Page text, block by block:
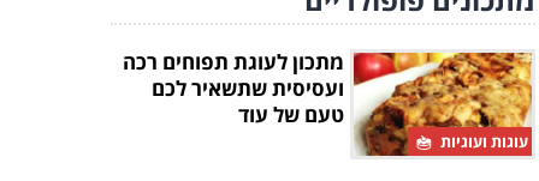
עוגות ועוגיות
מתכון לעוגת תפוחים רכה
ועסיסית שתשאיר לכם
טעם של עוד